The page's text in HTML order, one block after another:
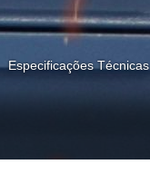
Especificações Técnicas